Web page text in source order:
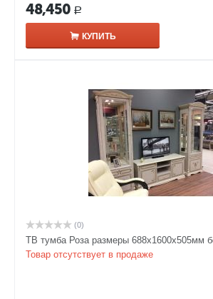
48,450 Р
КУПИТЬ
(0)
ТВ тумба Роза размеры 688x1600x505мм
Товар отсутствует в продаже